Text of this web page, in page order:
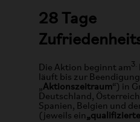
28 Tage
Die Aktion beginnt am3.
läuft bis zur
„Aktionszeitraum“) in
Deutschland,
Spanien, Belgien und
(jeweils ein